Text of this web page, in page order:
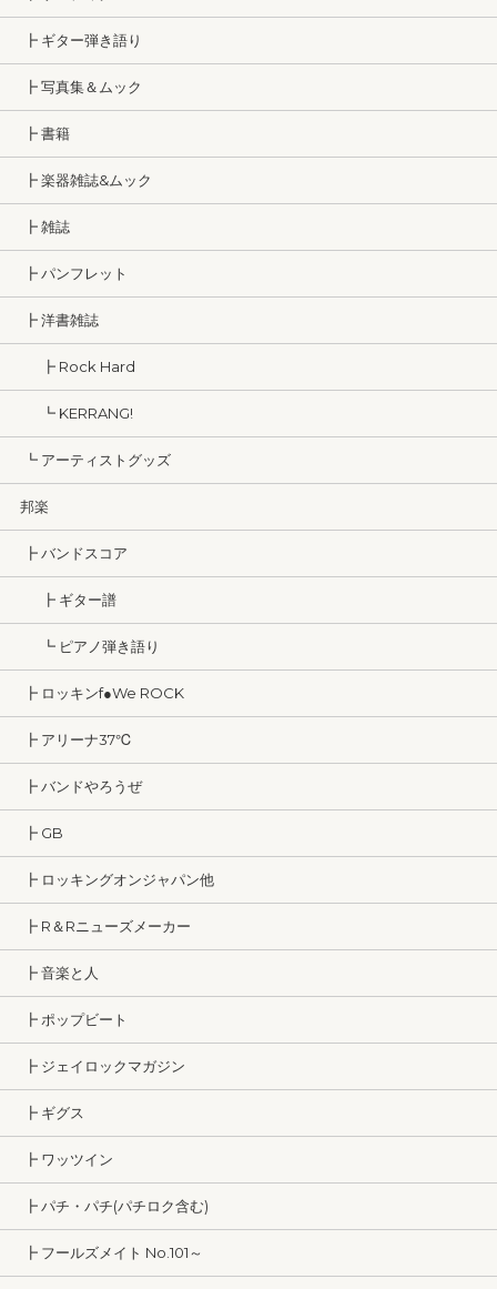
┣ ギター弾き語り
┣ 写真集＆ムック
┣ 書籍
┣ 楽器雑誌&ムック
┣ 雑誌
┣ パンフレット
┣ 洋書雑誌
┣ Rock Hard
┗ KERRANG!
┗ アーティストグッズ
邦楽
┣ バンドスコア
┣ ギター譜
┗ ピアノ弾き語り
┣ ロッキンf●We ROCK
┣ アリーナ37℃
┣ バンドやろうぜ
┣ GB
┣ ロッキングオンジャパン他
┣ R＆Rニューズメーカー
┣ 音楽と人
┣ ポップビート
┣ ジェイロックマガジン
┣ ギグス
┣ ワッツイン
┣ パチ・パチ(パチロク含む)
┣ フールズメイト No.101～